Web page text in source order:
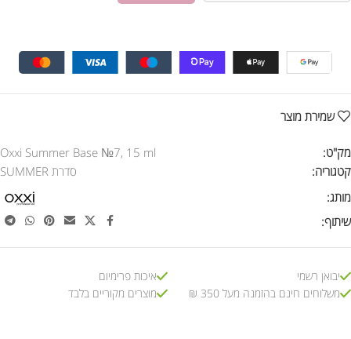
שמירת מוצר
מק"ט:
Oxxi Summer Base №7, 15 ml
קטגוריה:
סדרת SUMMER
מותג:
שיתוף:
יבואן רשמי
משלוחים חינם בהזמנה מעל 350 ₪
איכות פרימיום
מוצרים מקוריים בלבד